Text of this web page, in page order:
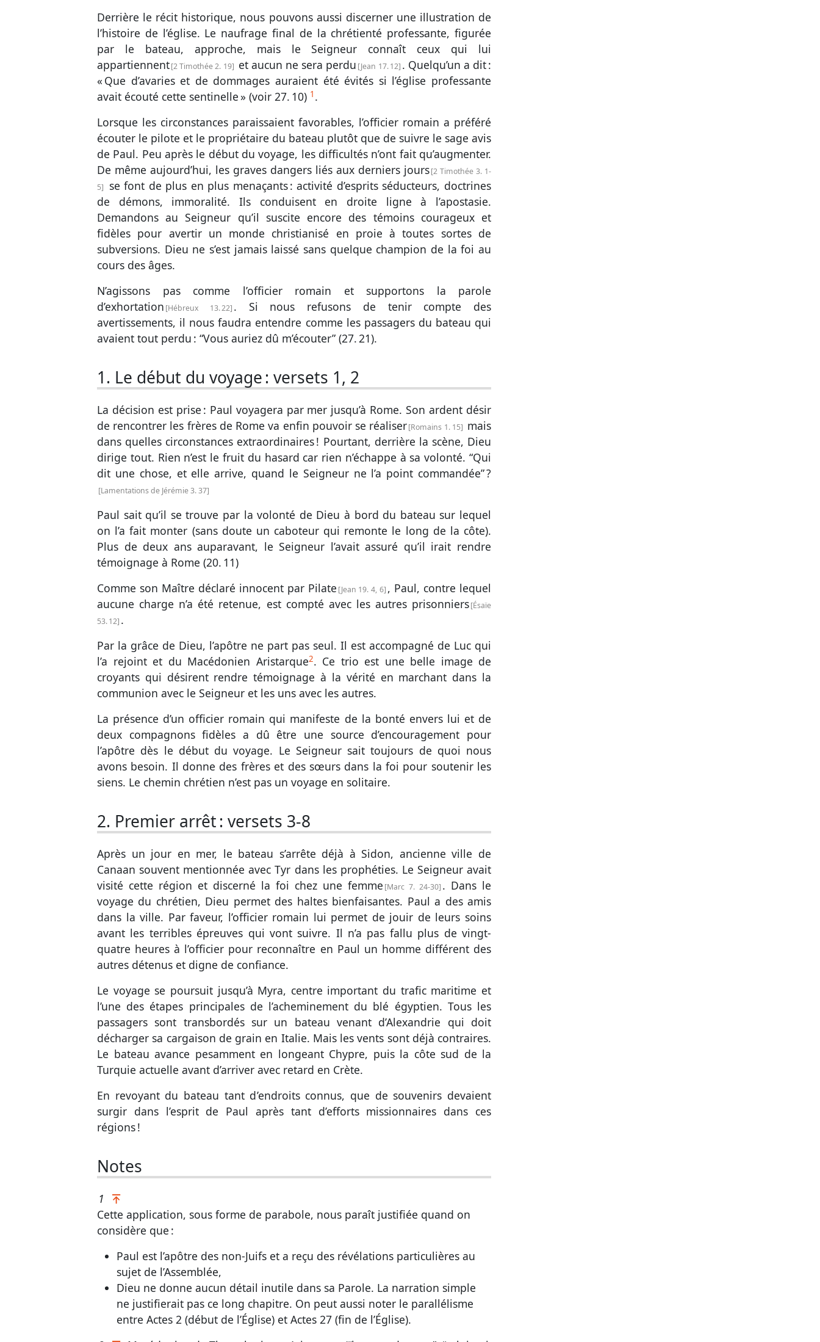
Derrière le récit historique, nous pouvons aussi discerner une illustration de
l’histoire de l’église. Le naufrage final de la chrétienté professante, figurée
par le bateau, approche, mais le Seigneur connaît ceux qui lui
appartiennent 2 Timothée 2. 19 et aucun ne sera perdu Jean 17. 12 . Quelqu’un a dit :
« Que d’avaries et de dommages auraient été évités si l’église professante
avait écouté cette sentinelle » (voir 27. 10) 1 .
Lorsque les circonstances paraissaient favorables, l’officier romain a préféré
écouter le pilote et le propriétaire du bateau plutôt que de suivre le sage avis
de Paul. Peu après le début du voyage, les difficultés n’ont fait qu’augmenter.
De même aujourd’hui, les graves dangers liés aux derniers jours 2 Timothée 3. 1-
5
se font de plus en plus menaçants : activité d’esprits séducteurs, doctrines
de démons, immoralité. Ils conduisent en droite ligne à l’apostasie.
Demandons au Seigneur qu’il suscite encore des témoins courageux et
fidèles pour avertir un monde christianisé en proie à toutes sortes de
subversions. Dieu ne s’est jamais laissé sans quelque champion de la foi au
cours des âges.
N’agissons pas comme l’officier romain et supportons la parole
d’exhortation Hébreux 13. 22 . Si nous refusons de tenir compte des
avertissements, il nous faudra entendre comme les passagers du bateau qui
avaient tout perdu : “Vous auriez dû m’écouter” (27. 21).
1. Le début du voyage : versets 1, 2
La décision est prise : Paul voyagera par mer jusqu’à Rome. Son ardent désir
de rencontrer les frères de Rome va enfin pouvoir se réaliser Romains 1. 15
mais
dans quelles circonstances extraordinaires ! Pourtant, derrière la scène, Dieu
dirige tout. Rien n’est le fruit du hasard car rien n’échappe à sa volonté. “Qui
dit une chose, et elle arrive, quand le Seigneur ne l’a point commandée” ?
Lamentations de Jérémie 3. 37
Paul sait qu’il se trouve par la volonté de Dieu à bord du bateau sur lequel
on l’a fait monter (sans doute un caboteur qui remonte le long de la côte).
Plus de deux ans auparavant, le Seigneur l’avait assuré qu’il irait rendre
témoignage à Rome (20. 11)
Comme son Maître déclaré innocent par Pilate Jean 19. 4, 6 , Paul, contre lequel
aucune charge n’a été retenue, est compté avec les autres prisonniers Ésaïe
53. 12 .
Par la grâce de Dieu, l’apôtre ne part pas seul. Il est accompagné de Luc qui
l’a rejoint et du Macédonien Aristarque2. Ce trio est une belle image de
croyants qui désirent rendre témoignage à la vérité en marchant dans la
communion avec le Seigneur et les uns avec les autres.
La présence d’un officier romain qui manifeste de la bonté envers lui et de
deux compagnons fidèles a dû être une source d’encouragement pour
l’apôtre dès le début du voyage. Le Seigneur sait toujours de quoi nous
avons besoin. Il donne des frères et des sœurs dans la foi pour soutenir les
siens. Le chemin chrétien n’est pas un voyage en solitaire.
2. Premier arrêt : versets 3-8
Après un jour en mer, le bateau s’arrête déjà à Sidon, ancienne ville de
Canaan souvent mentionnée avec Tyr dans les prophéties. Le Seigneur avait
visité cette région et discerné la foi chez une femme Marc 7. 24-30 . Dans le
voyage du chrétien, Dieu permet des haltes bienfaisantes. Paul a des amis
dans la ville. Par faveur, l’officier romain lui permet de jouir de leurs soins
avant les terribles épreuves qui vont suivre. Il n’a pas fallu plus de vingt-
quatre heures à l’officier pour reconnaître en Paul un homme différent des
autres détenus et digne de confiance.
Le voyage se poursuit jusqu’à Myra, centre important du trafic maritime et
l’une des étapes principales de l’acheminement du blé égyptien. Tous les
passagers sont transbordés sur un bateau venant d’Alexandrie qui doit
décharger sa cargaison de grain en Italie. Mais les vents sont déjà contraires.
Le bateau avance pesamment en longeant Chypre, puis la côte sud de la
Turquie actuelle avant d’arriver avec retard en Crète.
En revoyant du bateau tant d’endroits connus, que de souvenirs devaient
surgir dans l’esprit de Paul après tant d’efforts missionnaires dans ces
régions !
Notes
1
Cette application, sous forme de parabole, nous paraît justifiée quand on
considère que :
Paul est l’apôtre des non-Juifs et a reçu des révélations particulières au
sujet de l’Assemblée,
Dieu ne donne aucun détail inutile dans sa Parole. La narration simple
ne justifierait pas ce long chapitre. On peut aussi noter le parallélisme
entre Actes 2 (début de l’Église) et Actes 27 (fin de l’Église).